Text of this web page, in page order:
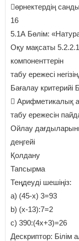
өрнектердің
16
5.1А Бөлім:
Оқу мақсаты
компоненттерін
табу ережесі
Бағалау критерийі
 Арифметикалық
табу ережесін
Ойлау
деңгейі
Қолдану
Тапсырма
Теңдеуді шешіңіз:
a) (45-х) 3=93
b) (х-13):7=2
c) 390:(4х+3)=26
Дескриптор: Білім